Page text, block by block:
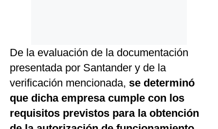
De la evaluación de la documentación
presentada por Santander y de la
verificación mencionada, se determinó
que dicha empresa cumple con los
requisitos previstos para la obtención